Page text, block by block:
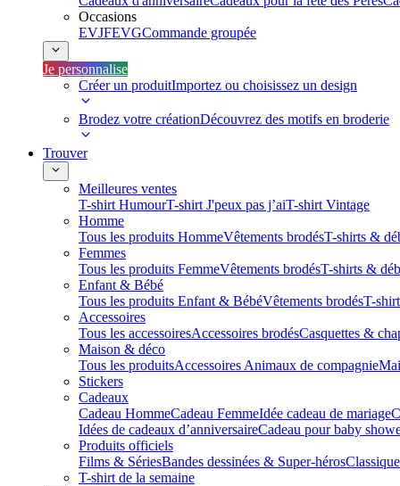
Occasions
EVJFEVGCommande groupée
Je personnalise
Créer un produitImportez ou choisissez un design
Brodez votre créationDécouvrez des motifs en broderie
Trouver
Meilleures ventes
T-shirt HumourT-shirt J'peux pas j’aiT-shirt Vintage
Homme
Tous les produits HommeVêtements brodésT-shirts &
Femmes
Tous les produits FemmeVêtements brodésT-shirts &
Enfant & Bébé
Tous les produits Enfant & BébéVêtements brodésT-
Accessoires
Tous les accessoiresAccessoires brodésCasquettes &
Maison & déco
Tous les produitsAccessoires Animaux de compagnie
Stickers
Cadeaux
Cadeau HommeCadeau FemmeIdée cadeau de mariage​
Idées de cadeaux d’anniversaireCadeau pour baby
Produits officiels
Films & SériesBandes dessinées & Super-héros
T-shirt de la semaine